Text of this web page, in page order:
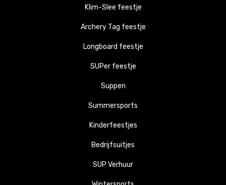
Klim-Slee feestje
Archery Tag feestje
Longboard feestje
SUPer feestje
Suppen
Summersports
Kinderfeestjes
Bedrijfsuitjes
SUP Verhuur